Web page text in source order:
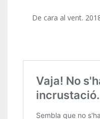
De cara al vent.